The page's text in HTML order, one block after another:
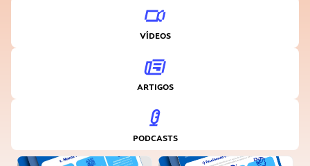
VÍDEOS
ARTIGOS
PODCASTS